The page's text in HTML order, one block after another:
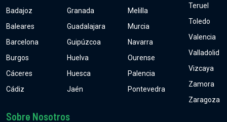
Badajoz
Baleares
Barcelona
Burgos
Cáceres
Cádiz
Granada
Guadalajara
Guipúzcoa
Huelva
Huesca
Jaén
Melilla
Murcia
Navarra
Ourense
Palencia
Pontevedra
Teruel
Toledo
Valencia
Valladolid
Vizcaya
Zamora
Zaragoza
Sobre Nosotros